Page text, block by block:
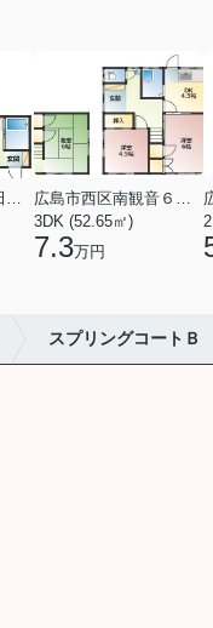
3DK (52.65㎡)
7.3万円
スプリングコートＢ